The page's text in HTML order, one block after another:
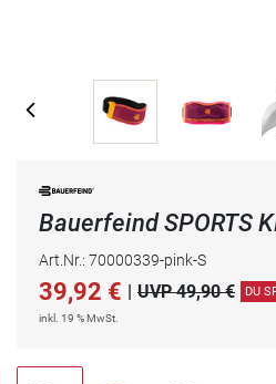
Bauerfeind SPORTS
Art.Nr.: 70000339-pink-S
39,92 € | UVP 49,90 € DU
inkl. 19 % MwSt.